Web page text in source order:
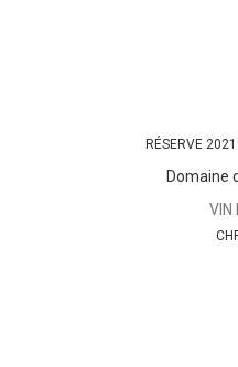
RÉSERVE
Domaine
VIN